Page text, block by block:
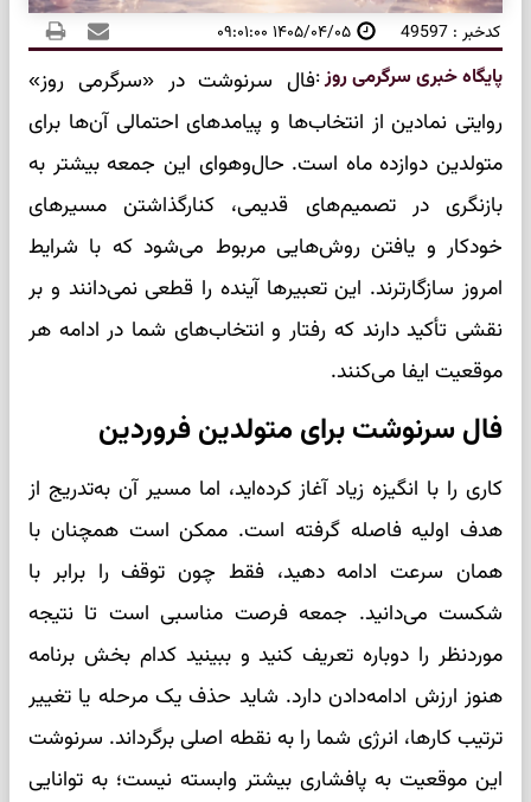
کدخبر : 49597 ۱۴۰۵/۰۴/۰۵ ۰۹:۰۱:۰۰
پایگاه خبری سرگرمی روز:فال سرنوشت در «سرگرمی روز»
روایتی نمادین از انتخاب‌ها و پیامدهای احتمالی آن‌ها برای
متولدین دوازده ماه است. حال‌وهوای این جمعه بیشتر به
بازنگری در تصمیم‌های قدیمی، کنارگذاشتن مسیرهای
خودکار و یافتن روش‌هایی مربوط می‌شود که با شرایط
امروز سازگارترند. این تعبیرها آینده را قطعی نمی‌دانند و بر
نقشی تأکید دارند که رفتار و انتخاب‌های شما در ادامه هر
موقعیت ایفا می‌کنند.
فال سرنوشت برای متولدین فروردین
کاری را با انگیزه زیاد آغاز کرده‌اید، اما مسیر آن به‌تدریج از
هدف اولیه فاصله گرفته است. ممکن است همچنان با
همان سرعت ادامه دهید، فقط چون توقف را برابر با
شکست می‌دانید. جمعه فرصت مناسبی است تا نتیجه
موردنظر را دوباره تعریف کنید و ببینید کدام بخش برنامه
هنوز ارزش ادامه‌دادن دارد. شاید حذف یک مرحله یا تغییر
ترتیب کارها، انرژی شما را به نقطه اصلی برگرداند. سرنوشت
این موقعیت به پافشاری بیشتر وابسته نیست؛ به توانایی